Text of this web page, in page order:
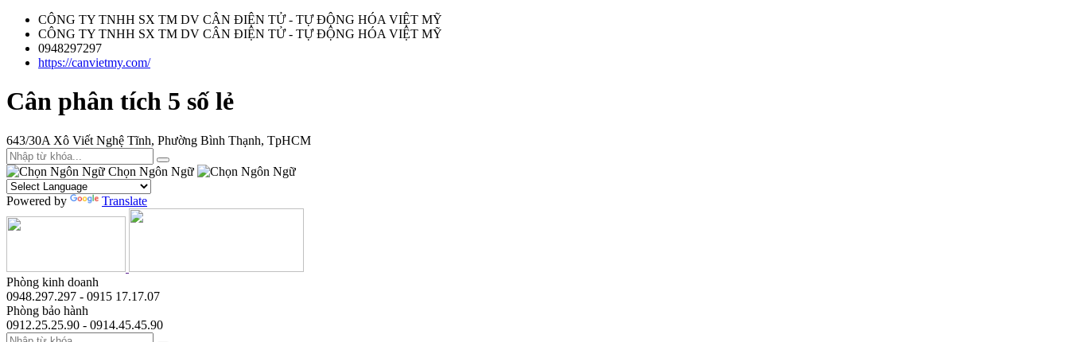
CÔNG TY TNHH SX TM DV CÂN ĐIỆN TỬ - TỰ ĐỘNG HÓA VIỆT MỸ
CÔNG TY TNHH SX TM DV CÂN ĐIỆN TỬ - TỰ ĐỘNG HÓA VIỆT MỸ
0948297297
https://canvietmy.com/
Cân phân tích 5 số lẻ
643/30A Xô Viết Nghệ Tĩnh, Phường Bình Thạnh, TpHCM
Chọn Ngôn Ngữ
Powered by Translate
Phòng kinh doanh
0948.297.297 - 0915 17.17.07
Phòng bảo hành
0912.25.25.90 - 0914.45.45.90